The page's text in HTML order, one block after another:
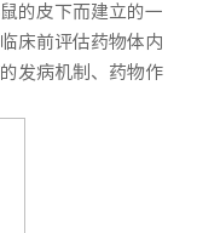
的皮下而建立的一
床前评估药物体内
发病机制、药物作